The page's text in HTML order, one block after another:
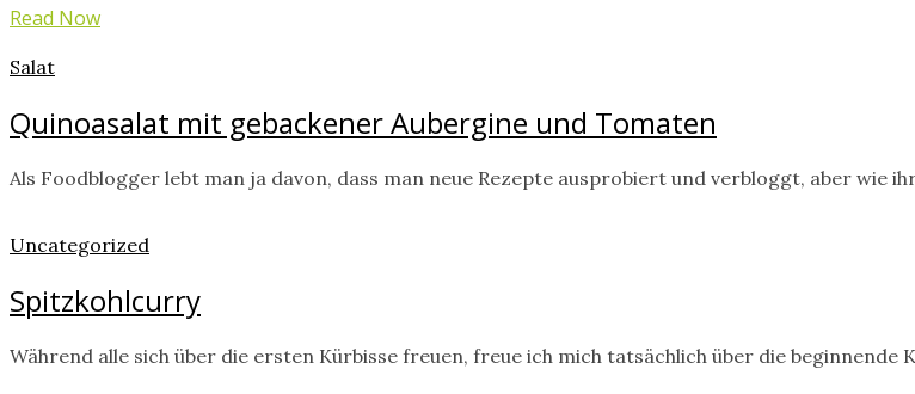
Read Now
Salat
Quinoasalat mit gebackener Aubergine und Tomaten
Als Foodblogger lebt man ja davon, dass man neue Rezepte ausprobiert und verbloggt, aber wie
Uncategorized
Spitzkohlcurry
Während alle sich über die ersten Kürbisse freuen, freue ich mich tatsächlich über die beginnende